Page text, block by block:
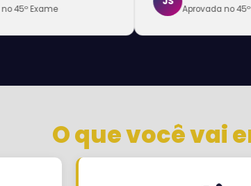
Aprovada no 45º Exame
O que você vai